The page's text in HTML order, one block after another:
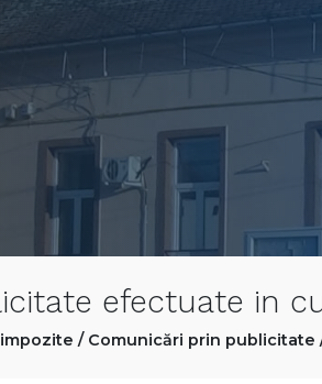
efectuate in
/ Comunicări prin publicitate